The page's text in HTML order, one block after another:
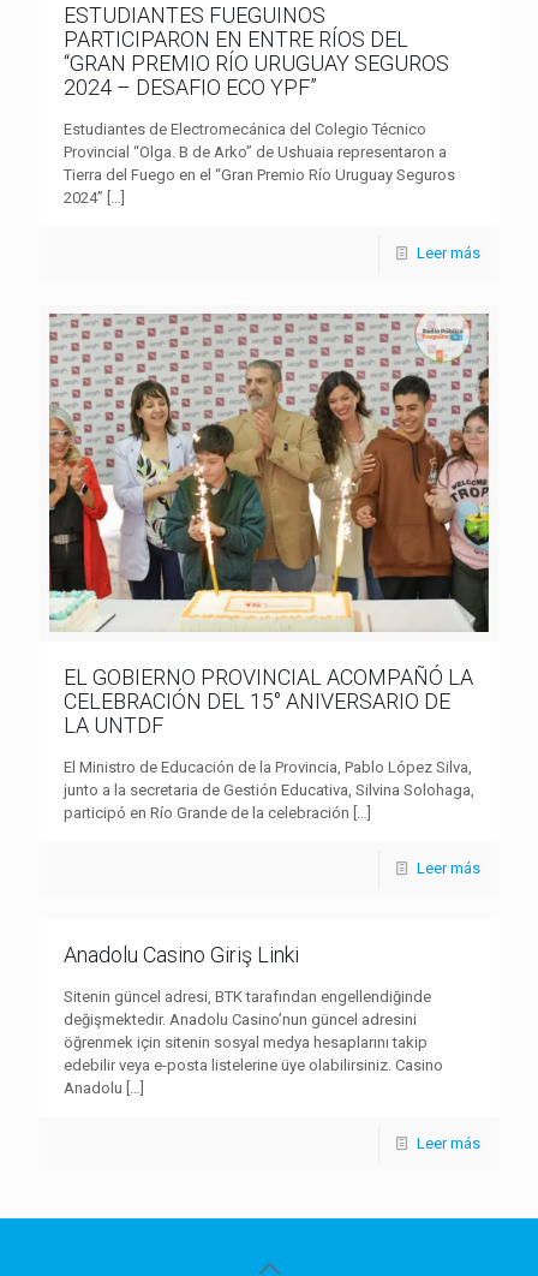
ESTUDIANTES FUEGUINOS
PARTICIPARON EN ENTRE RÍOS DEL
“GRAN PREMIO RÍO URUGUAY SEGUROS
2024 – DESAFIO ECO YPF”
Estudiantes de Electromecánica del Colegio Técnico
Provincial “Olga. B de Arko” de Ushuaia representaron a
Tierra del Fuego en el “Gran Premio Río Uruguay Seguros
2024”
Leer más
EL GOBIERNO PROVINCIAL ACOMPAÑÓ LA
CELEBRACIÓN DEL 15° ANIVERSARIO DE
LA UNTDF
El Ministro de Educación de la Provincia, Pablo López Silva,
junto a la secretaria de Gestión Educativa, Silvina Solohaga,
participó en Río Grande de la celebración […]
Leer más
Anadolu Casino Giriş Linki
Sitenin güncel adresi, BTK tarafından engellendiğinde
değişmektedir. Anadolu Casino’nun güncel adresini
öğrenmek için sitenin sosyal medya hesaplarını takip
edebilir veya e-posta listelerine üye olabilirsiniz. Casino
Anadolu […]
Leer más